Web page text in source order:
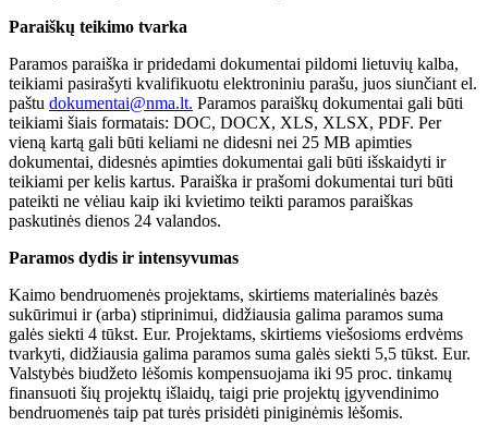
Paraiškų teikimo tvarka
Paramos paraiška ir pridedami dokumentai pildomi lietuvių kalba,
teikiami pasirašyti kvalifikuotu elektroniniu parašu, juos siunčiant el.
paštu dokumentai@nma.lt. Paramos paraiškų dokumentai gali būti
teikiami šiais formatais: DOC, DOCX, XLS, XLSX, PDF. Per
vieną kartą gali būti keliami ne didesni nei 25 MB apimties
dokumentai, didesnės apimties dokumentai gali būti išskaidyti ir
teikiami per kelis kartus. Paraiška ir prašomi dokumentai turi būti
pateikti ne vėliau kaip iki kvietimo teikti paramos paraiškas
paskutinės dienos 24 valandos.
Paramos dydis ir intensyvumas
Kaimo bendruomenės projektams, skirtiems materialinės bazės
sukūrimui ir (arba) stiprinimui, didžiausia galima paramos suma
galės siekti 4 tūkst. Eur. Projektams, skirtiems viešosioms erdvėms
tvarkyti, didžiausia galima paramos suma galės siekti 5,5 tūkst. Eur.
Valstybės biudžeto lėšomis kompensuojama iki 95 proc. tinkamų
finansuoti šių projektų išlaidų, taigi prie projektų įgyvendinimo
bendruomenės taip pat turės prisidėti piniginėmis lėšomis.